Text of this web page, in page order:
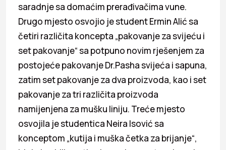
saradnje sa domaćim prerađivačima vune.
Drugo mjesto osvojio je student Ermin Alić sa
četiri različita koncepta „pakovanje za svijeću i
set pakovanje“ sa potpuno novim rješenjem za
postojeće pakovanje Dr.Pasha svijeća i sapuna,
zatim set pakovanje za dva proizvoda, kao i set
pakovanje za tri različita proizvoda
namijenjena za mušku liniju. Treće mjesto
osvojila je studentica Neira Isović sa
konceptom „kutija i muška četka za brijanje“,